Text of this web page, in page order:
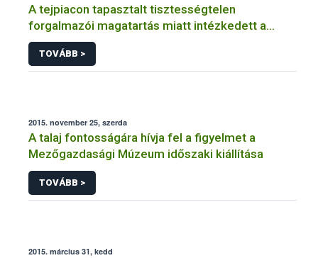
A tejpiacon tapasztalt tisztességtelen
forgalmazói magatartás miatt intézkedett a
NÉBIH
TOVÁBB >
2015. november 25, szerda
A talaj fontosságára hívja fel a figyelmet a
Mezőgazdasági Múzeum időszaki kiállítása
TOVÁBB >
2015. március 31, kedd